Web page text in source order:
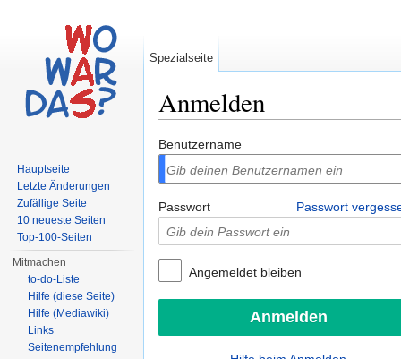
Anmelden
Benutzername
Passwort Passwort
Angemeldet bleiben
Spezialseite
Hauptseite
Letzte Änderungen
Zufällige Seite
10 neueste Seiten
Top-100-Seiten
Mitmachen
to-do-Liste
Hilfe (diese Seite)
Hilfe (Mediawiki)
Links
Seitenempfehlung